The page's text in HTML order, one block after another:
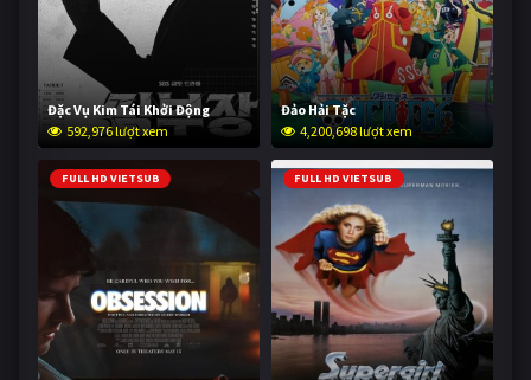
Đặc Vụ Kim Tái Khởi Động
592,976 lượt xem
Đảo Hải Tặc
4,200,698 lượt xem
FULL HD VIETSUB FULL HD VIETSUB